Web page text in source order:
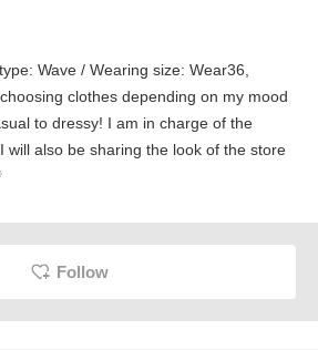
Wave / Wearing size: Wear36,
clothes depending on my mood
to dressy! I am in charge of the
will also be sharing the look of the store
Follow